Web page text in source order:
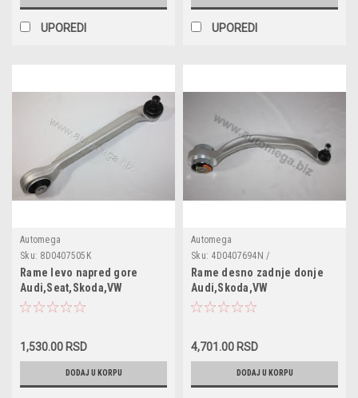
UPOREDI UPOREDI
Automega
Sku: 8D0407505K
Rame levo napred gore
Audi,Seat,Skoda,VW
1,530.00 RSD
DODAJ U KORPU
Automega
Sku: 4D0407694N /
3040706944D0N
Rame desno zadnje donje
Audi,Skoda,VW
4,701.00 RSD
DODAJ U KORPU